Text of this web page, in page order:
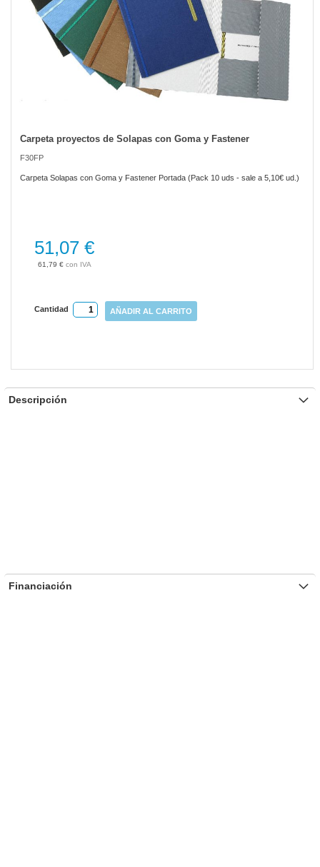
Carpeta proyectos de Solapas con Goma y Fastener
F30FP
Carpeta Solapas con Goma y Fastener Portada (Pack 10 uds - sale a 5,10€ ud.)
61,79 €
51,07 €
Cantidad AÑADIR AL CARRITO
Skip
the
beginning
Descripción
Financiación